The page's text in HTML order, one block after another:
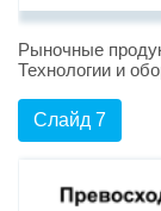
Рыночные
Технологии и
Слайд 7